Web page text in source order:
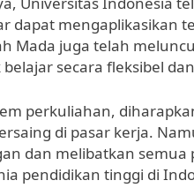
dapat mengaplikasikan
Mada juga telah
secara fleksibel
perkuliahan,
di pasar kerja.
dan melibatkan
pendidikan tinggi di